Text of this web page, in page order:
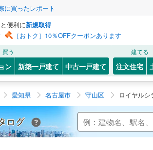
に買ったレポート
便利に新規取得
［おトク］10％OFFクーポンあります
買う
ン 新築一戸建て 中古一戸建て
建てる
注文住宅
愛知県 名古屋市 守山区 ロイヤルシ
Yahoo!不動産 マンションカタログ